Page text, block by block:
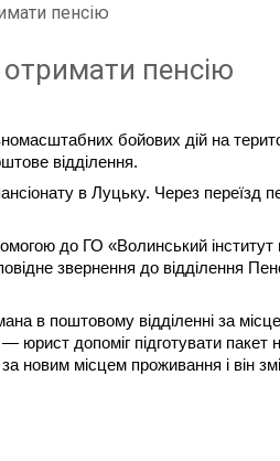
пенсію
пенсію
бойових дій на
відділення.
в Луцьку. Через переїзд
до ГО «Волинський
звернення до відділення
в поштовому відділенні за
юрист допоміг підготувати пакет
новим місцем проживання і він